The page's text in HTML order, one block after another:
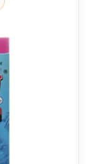
sudah
hingga